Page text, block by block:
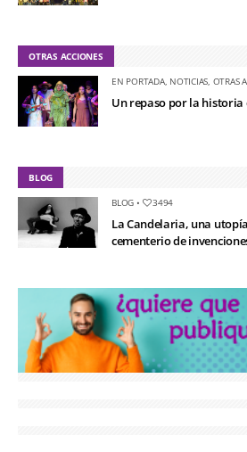
OTRAS ACCIONES
EN PORTADA, NOTICIAS OTRAS
Un repaso por la historia
BLOG
BLOG • 3494
La Candelaria, una
cementerio de